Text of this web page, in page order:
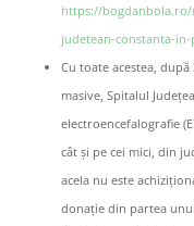
https://
judetean-constanta-in-
Cu toate acestea,
masive, Spitalul
electroencefalografie
cât și pe cei mici, din
acela nu este
donație din partea